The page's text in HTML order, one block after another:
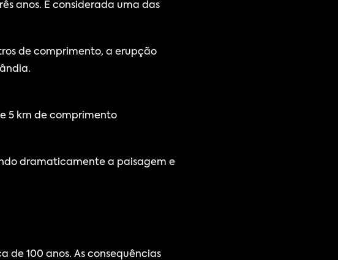
anos. É considerada uma das
de comprimento, a erupção
5 km de comprimento
dramaticamente a paisagem e
de 100 anos. As consequências